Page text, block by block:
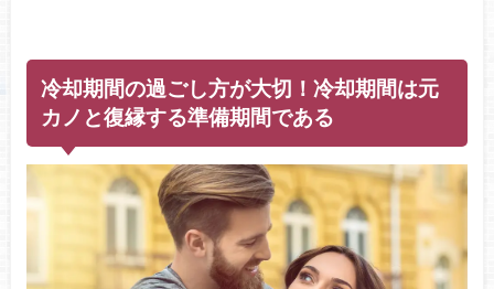
冷却期間の過ごし方が大切！冷却期間は元
カノと復縁する準備期間である